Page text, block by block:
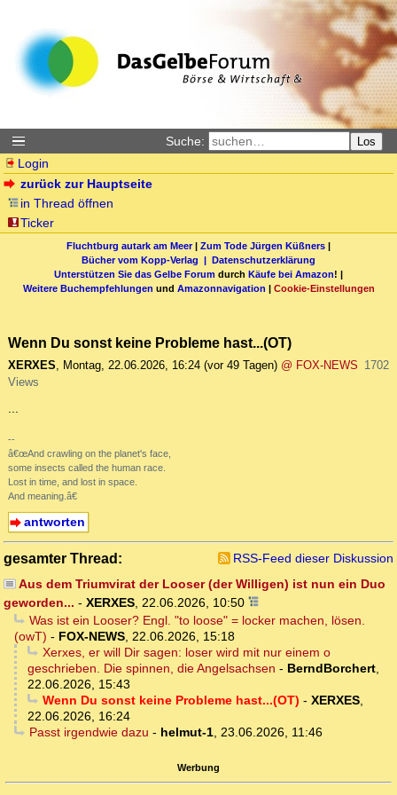
Suche: Los
Login
zurück zur Hauptseite
in Thread öffnen
Ticker
Fluchtburg autark am Meer| Zum Tode Jürgen Küßners |
Bücher vom Kopp-Verlag | Datenschutzerklärung
Unterstützen Sie das Gelbe Forum durch Käufe bei Amazon! |
Weitere Buchempfehlungen und Amazonnavigation | Cookie-Einstellungen
Wenn Du sonst keine Probleme hast...(OT)
XERXES, Montag, 22.06.2026, 16:24 (vor 49 Tagen) @ FOX-NEWS 1702
Views
...
--
â€œAnd crawling on the planet's face,
some insects called the human race.
Lost in time, and lost in space.
And meaning.â€
antworten
gesamter Thread:
RSS-Feed dieser Diskussion
Aus dem Triumvirat der Looser (der Willigen) ist nun ein Duo
geworden... - XERXES, 22.06.2026, 10:50
Was ist ein Looser? Engl. "to loose" = locker machen, lösen.
(owT) - FOX-NEWS, 22.06.2026, 15:18
Xerxes, er will Dir sagen: loser wird mit nur einem o
geschrieben. Die spinnen, die Angelsachsen - BerndBorchert,
22.06.2026, 15:43
Wenn Du sonst keine Probleme hast...(OT) - XERXES,
22.06.2026, 16:24
Passt irgendwie dazu - helmut-1, 23.06.2026, 11:46
Werbung